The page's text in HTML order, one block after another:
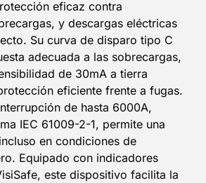
eficaz contra
y descargas eléctricas
Su curva de disparo tipo C
adecuada a las sobrecargas,
de 30mA a tierra
eficiente frente a fugas.
de hasta 6000A,
IEC 61009-2-1, permite una
en condiciones de
Equipado con indicadores
este dispositivo facilita la